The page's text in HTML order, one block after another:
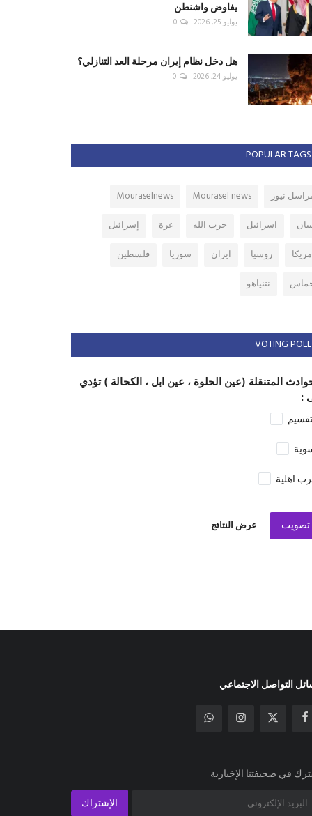
يفاوض واشنطن
يوليو 25, 2026 0
هل دخل نظام إيران مرحلة العد التنازلي؟
يوليو 24, 2026 0
POPULAR TAGS
نيوز Mourasel news
Mouraselnews
اسرائيل حزب الله غزة
إسرائيل
روسيا ايران سوريا
فلسطين
نتنياهو
VOTING POLL
المتنقلة (عين الحلوة ، عين ابل ، الكحالة ) تؤدي
:
اهلية
تصويت عرض النتائج
التواصل الاجتماعي
في صحيفتنا الإخبارية
الإشتراك